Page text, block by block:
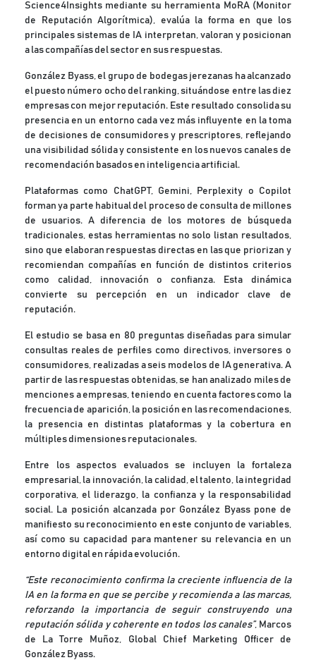
Science4Insights mediante su herramienta MoRA (Monitor
de Reputación Algorítmica), evalúa la forma en que los
principales sistemas de IA interpretan, valoran y posicionan
a las compañías del sector en sus respuestas.
González Byass, el grupo de bodegas jerezanas ha alcanzado
el puesto número ocho del ranking, situándose entre las diez
empresas con mejor reputación. Este resultado consolida su
presencia en un entorno cada vez más influyente en la toma
de decisiones de consumidores y prescriptores, reflejando
una visibilidad sólida y consistente en los nuevos canales de
recomendación basados en inteligencia artificial.
Plataformas como ChatGPT, Gemini, Perplexity o Copilot
forman ya parte habitual del proceso de consulta de millones
de usuarios. A diferencia de los motores de búsqueda
tradicionales, estas herramientas no solo listan resultados,
sino que elaboran respuestas directas en las que priorizan y
recomiendan compañías en función de distintos criterios
como calidad, innovación o confianza. Esta dinámica
convierte su percepción en un indicador clave de
reputación.
El estudio se basa en 80 preguntas diseñadas para simular
consultas reales de perfiles como directivos, inversores o
consumidores, realizadas a seis modelos de IA generativa. A
partir de las respuestas obtenidas, se han analizado miles de
menciones a empresas, teniendo en cuenta factores como la
frecuencia de aparición, la posición en las recomendaciones,
la presencia en distintas plataformas y la cobertura en
múltiples dimensiones reputacionales.
Entre los aspectos evaluados se incluyen la fortaleza
empresarial, la innovación, la calidad, el talento, la integridad
corporativa, el liderazgo, la confianza y la responsabilidad
social. La posición alcanzada por González Byass pone de
manifiesto su reconocimiento en este conjunto de variables,
así como su capacidad para mantener su relevancia en un
entorno digital en rápida evolución.
“Este reconocimiento confirma la creciente influencia de la
IA en la forma en que se percibe y recomienda a las marcas,
reforzando la importancia de seguir construyendo una
reputación sólida y coherente en todos los canales”, Marcos
de La Torre Muñoz, Global Chief Marketing Officer de
González Byass.